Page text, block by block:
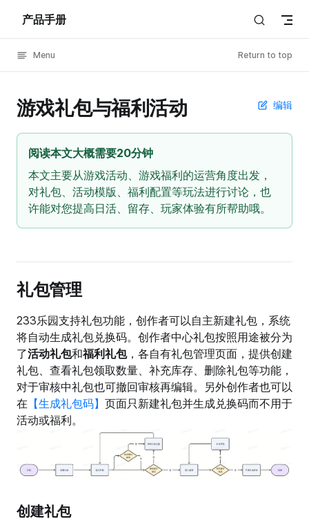
Skip to content
产品手册
Menu Return to top
编辑
游戏礼包与福利活动
阅读本文大概需要20分钟
本文主要从游戏活动、游戏福利的运营角度出发，
对礼包、活动模版、福利配置等玩法进行讨论，也
许能对您提高日活、留存、玩家体验有所帮助哦。
礼包管理
233乐园支持礼包功能，创作者可以自主新建礼包，系统
将自动生成礼包兑换码。创作者中心礼包按照用途被分为
了活动礼包和福利礼包，各自有礼包管理页面，提供创建
礼包、查看礼包领取数量、补充库存、删除礼包等功能，
对于审核中礼包也可撤回审核再编辑。另外创作者也可以
在 【生成礼包码】 页面只新建礼包并生成兑换码而不用于
活动或福利。
创建礼包